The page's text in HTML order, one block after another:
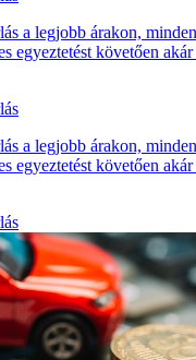
a legjobb árakon, minden
egyeztetést követően
a legjobb árakon, minden
egyeztetést követően